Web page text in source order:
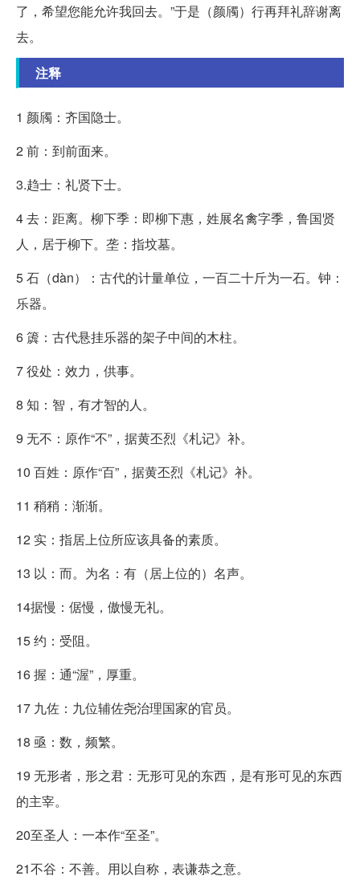
了，希望您能允许我回去。”于是（颜斶）行再拜礼辞谢离
去。
注释
1 颜斶：齐国隐士。
2 前：到前面来。
3.趋士：礼贤下士。
4 去：距离。柳下季：即柳下惠，姓展名禽字季，鲁国贤
人，居于柳下。垄：指坟墓。
5 石（dàn）：古代的计量单位，一百二十斤为一石。钟：
乐器。
6 簴：古代悬挂乐器的架子中间的木柱。
7 役处：效力，供事。
8 知：智，有才智的人。
9 无不：原作“不”，据黄丕烈《札记》补。
10 百姓：原作“百”，据黄丕烈《札记》补。
11 稍稍：渐渐。
12 实：指居上位所应该具备的素质。
13 以：而。为名：有（居上位的）名声。
14据慢：倨慢，傲慢无礼。
15 约：受阻。
16 握：通“渥”，厚重。
17 九佐：九位辅佐尧治理国家的官员。
18 亟：数，频繁。
19 无形者，形之君：无形可见的东西，是有形可见的东西
的主宰。
20至圣人：一本作“至圣”。
21不谷：不善。用以自称，表谦恭之意。